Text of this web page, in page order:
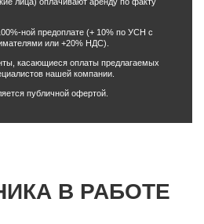
ной предоплате (+ 10% по УСН с
или +20% НДС).
касающиеся оплаты предлагаемых
нашей компании.
публичной офертой.
В РАБОТЕ